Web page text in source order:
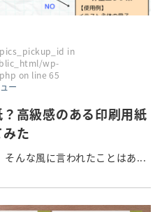
in
wp-
on line65
ー
高級感のある印刷用紙
た
そんな風に言われたことはあ...